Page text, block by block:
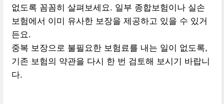
없도록 꼼꼼히 살펴보세요. 일부 종합보험이나 실손
보험에서 이미 유사한 보장을 제공하고 있을 수 있거
든요.
중복 보장으로 불필요한 보험료를 내는 일이 없도록,
기존 보험의 약관을 다시 한 번 검토해 보시기 바랍니
다.